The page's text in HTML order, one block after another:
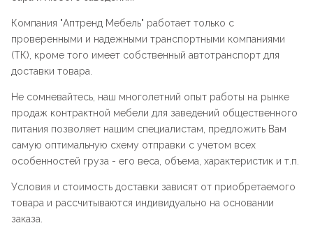
Компания "Аптренд Мебель" работает только с
проверенными и надежными транспортными компаниями
(ТК), кроме того имеет собственный автотранспорт для
доставки товара.
Не сомневайтесь, наш многолетний опыт работы на рынке
продаж контрактной мебели для заведений общественного
питания позволяет нашим специалистам, предложить Вам
самую оптимальную схему отправки с учетом всех
особенностей груза - его веса, объема, характеристик и т.п.
Условия и стоимость доставки зависят от приобретаемого
товара и рассчитываются индивидуально на основании
заказа.